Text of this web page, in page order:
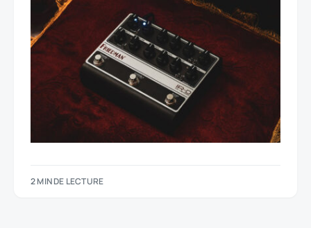
2 MIN DE LECTURE